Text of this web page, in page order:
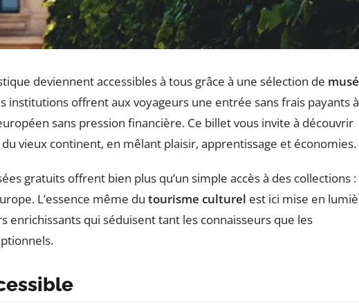
deviennent accessibles à tous grâce à une sélection de
institutions offrent aux voyageurs une entrée sans frais payants à
sans pression financière. Ce billet vous invite à découvrir
vieux continent, en mêlant plaisir, apprentissage et économies.
gratuits offrent bien plus qu’un simple accès à des collections :
L’essence même du tourisme culturel est ici mise en
enrichissants qui séduisent tant les connaisseurs que les